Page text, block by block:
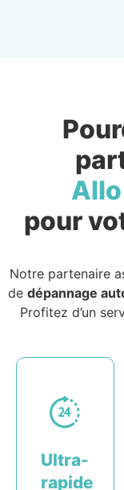
pour
Notre partenaire
de dépannage
Profitez d’un
Ultra-
rapide